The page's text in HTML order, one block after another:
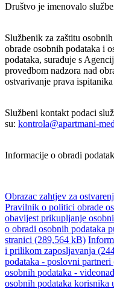
Društvo je imenovalo
Službenik za zaštitu
obrade osobnih podataka i
podataka, surađuje s
provedbom nadzora nad
ostvarivanje prava
Službeni kontakt podaci
su: kontrola@apartmani-
Informacije o obradi
Obrazac zahtjev za
Pravilnik o politici obrade
obavijest prikupljanje
o obradi osobnih podataka
stranici (289,564 kB)
i prilikom zaposljavanja
podataka - poslovni
osobnih podataka -
osobnih podataka korisnika